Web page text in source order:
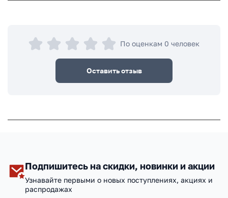
По оценкам 0 человек
Оставить отзыв
Подпишитесь на скидки, новинки и акции
Узнавайте первыми о новых поступлениях, акциях и
распродажах